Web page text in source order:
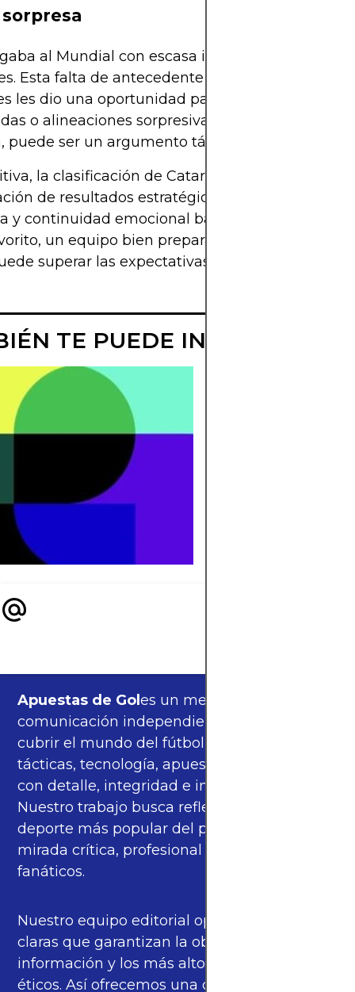
al Mundial con escasa información
Esta falta de antecedente competitivo en
les dio una oportunidad para aplicar tácticas
o alineaciones sorpresivas. Esta
puede ser un argumento táctico eficaz.
la clasificación de Catar a octavos depende
de resultados estratégicos, eficacia
y continuidad emocional bajo presión. Si bien
un equipo bien preparado y con fortuna en
superar las expectativas.
TE PUEDE INTERESAR
Apuestas de Goles un medio de
comunicación independiente, orgulloso de
cubrir el mundo del fútbol —partidos,
tácticas, tecnología, apuestas y cultura—
con detalle, integridad e imparcialidad.
Nuestro trabajo busca reflejar la pasión del
deporte más popular del planeta con una
mirada crítica, profesional y cercana a los
fanáticos.
Nuestro equipo editorial opera bajo pautas
claras que garantizan la objetividad de la
información y los más altos estándares
éticos. Así ofrecemos una cobertura